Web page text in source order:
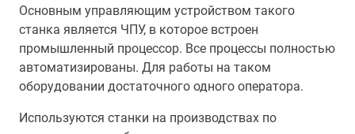
Основным управляющим устройством такого
станка является ЧПУ, в которое встроен
промышленный процессор. Все процессы полностью
автоматизированы. Для работы на таком
оборудовании достаточного одного оператора.
Используются станки на производствах по